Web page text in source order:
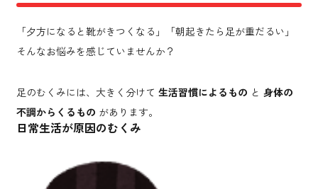
「夕方になると靴がきつくなる」「朝起きたら足が重だるい」
そんなお悩みを感じていませんか？
足のむくみには、大きく分けて 生活習慣によるもの と 身体の
不調からくるもの があります。
日常生活が原因のむくみ